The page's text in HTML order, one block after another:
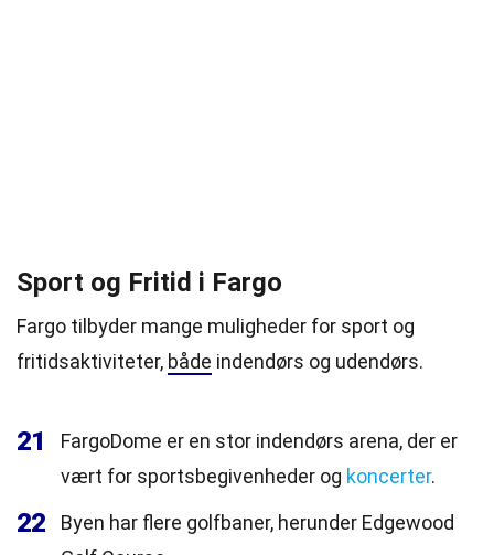
Sport og Fritid i Fargo
Fargo tilbyder mange muligheder for sport og
fritidsaktiviteter, både indendørs og udendørs.
21
FargoDome er en stor indendørs arena, der er
vært for sportsbegivenheder og koncerter.
22
Byen har flere golfbaner, herunder Edgewood